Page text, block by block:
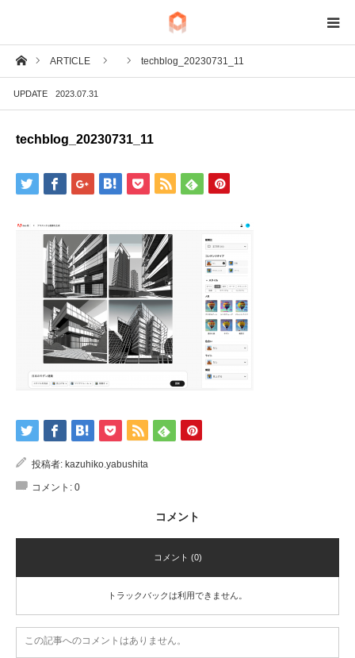
ホームARTICLE techblog_20230731_11
UPDATE 2023.07.31
techblog_20230731_11
投稿者: kazuhiko.yabushita
コメント: 0
コメント
コメント (0)
トラックバックは利用できません。
この記事へのコメントはありません。
BIM
IoT